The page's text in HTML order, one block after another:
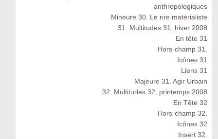
anthropologiques
Mineure 30. Le rire matérialiste
31. Multitudes 31, hiver 2008
En tête 31
Hors-champ 31.
Icônes 31
Liens 31
Majeure 31. Agir Urbain
32. Multitudes 32, printemps 2008
En Tête 32
Hors-champ 32.
Icônes 32
Insert 32.